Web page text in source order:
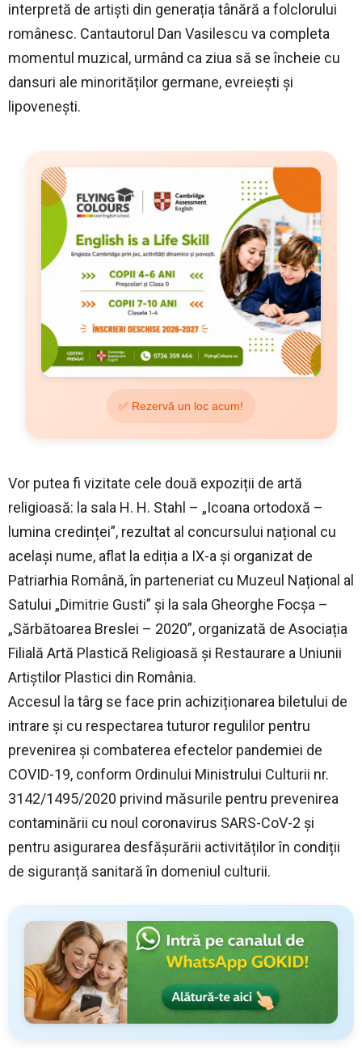
interpretă de artiști din generația tânără a folclorului
românesc. Cantautorul Dan Vasilescu va completa
momentul muzical, urmând ca ziua să se încheie cu
dansuri ale minorităților germane, evreiești și
lipovenești.
✅ Rezervă un loc acum!
Vor putea fi vizitate cele două expoziții de artă
religioasă: la sala H. H. Stahl – „Icoana ortodoxă –
lumina credinței”, rezultat al concursului național cu
același nume, aflat la ediția a IX-a și organizat de
Patriarhia Română, în parteneriat cu Muzeul Național al
Satului „Dimitrie Gusti” și la sala Gheorghe Focșa –
„Sărbătoarea Breslei – 2020”, organizată de Asociația
Filială Artă Plastică Religioasă și Restaurare a Uniunii
Artiștilor Plastici din România.
Accesul la târg se face prin achiziționarea biletului de
intrare și cu respectarea tuturor regulilor pentru
prevenirea și combaterea efectelor pandemiei de
COVID-19, conform Ordinului Ministrului Culturii nr.
3142/1495/2020 privind măsurile pentru prevenirea
contaminării cu noul coronavirus SARS-CoV-2 și
pentru asigurarea desfășurării activităților în condiții
de siguranță sanitară în domeniul culturii.